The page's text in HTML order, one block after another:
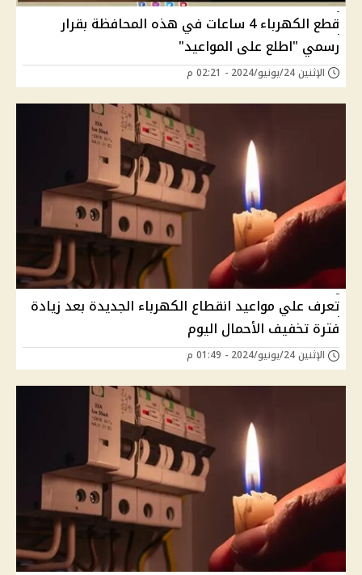
قطع الكهرباء 4 ساعات في هذه المحافظة بقرار
رسمي "اطلع على المواعيد"
الإثنين 24/يونيو/2024 - 02:21 م
تعرف علي مواعيد انقطاع الكهرباء الجديدة بعد زيادة
فترة تخفيف الأحمال اليوم
الإثنين 24/يونيو/2024 - 01:49 م